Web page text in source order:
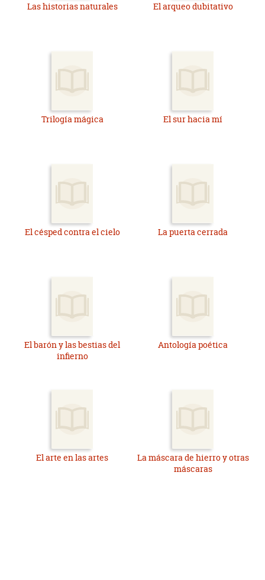
Las historias naturales El arqueo dubitativo
Trilogía mágica El sur hacia mí
El césped contra el cielo La puerta cerrada
El barón y las bestias del
infierno
Antología poética
El arte en las artes
La máscara de hierro y otras
máscaras